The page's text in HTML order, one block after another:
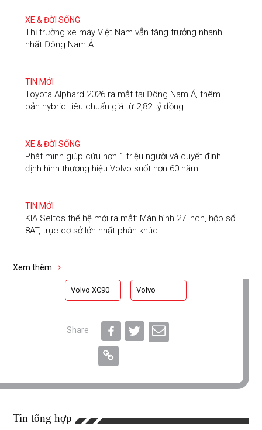
XE & ĐỜI SỐNG
Thị trường xe máy Việt Nam vẫn tăng trưởng nhanh
nhất Đông Nam Á
TIN MỚI
Toyota Alphard 2026 ra mắt tại Đông Nam Á, thêm
bản hybrid tiêu chuẩn giá từ 2,82 tỷ đồng
XE & ĐỜI SỐNG
Phát minh giúp cứu hơn 1 triệu người và quyết định
định hình thương hiệu Volvo suốt hơn 60 năm
TIN MỚI
KIA Seltos thế hệ mới ra mắt: Màn hình 27 inch, hộp số
8AT, trục cơ sở lớn nhất phân khúc
Xem thêm
Volvo XC90 Volvo
Share
Tin tổng hợp